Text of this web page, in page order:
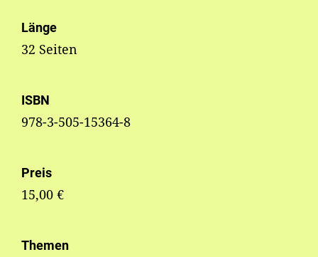
Länge
32 Seiten
ISBN
978-3-505-15364-8
Preis
15,00 €
Themen